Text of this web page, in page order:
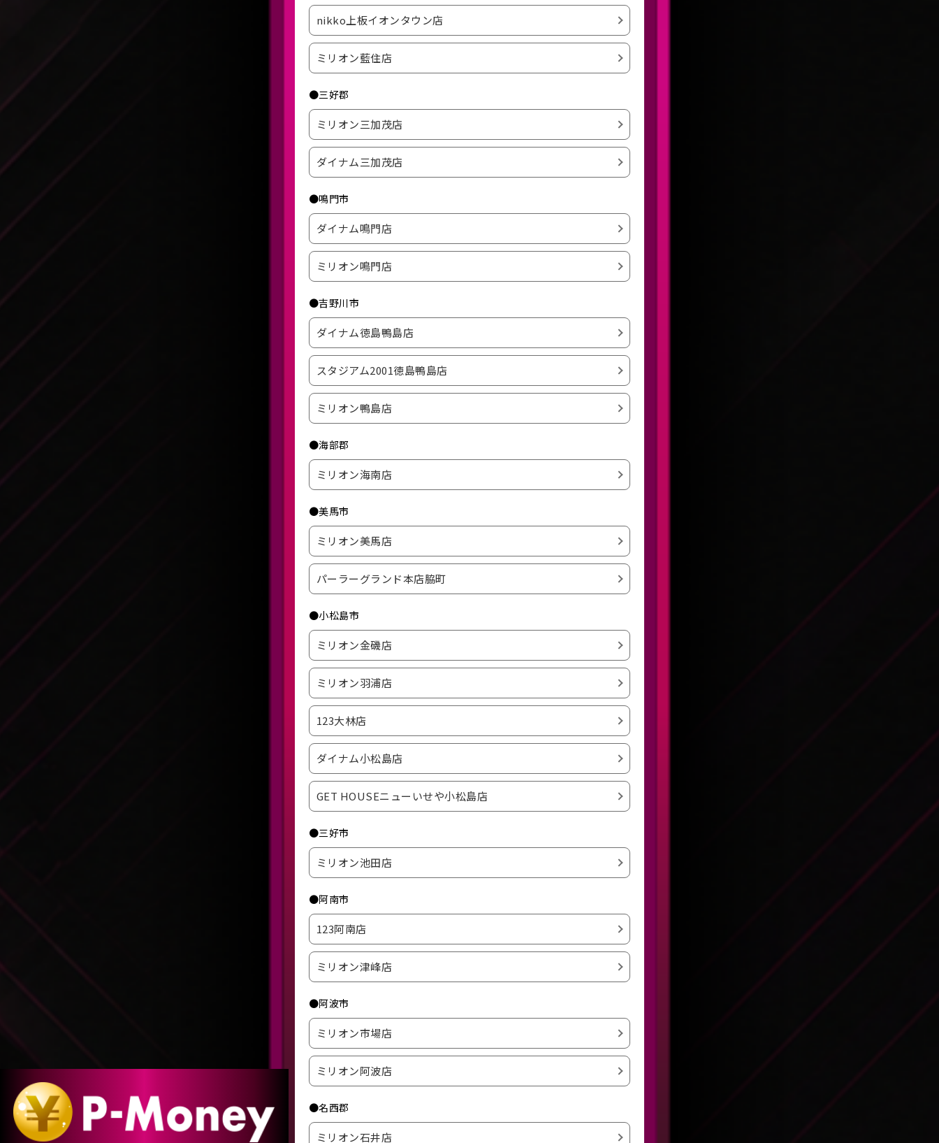
nikko上板イオンタウン店
ミリオン藍住店
●三好郡
ミリオン三加茂店
ダイナム三加茂店
●鳴門市
ダイナム鳴門店
ミリオン鳴門店
●吉野川市
ダイナム徳島鴨島店
スタジアム2001徳島鴨島店
ミリオン鴨島店
●海部郡
ミリオン海南店
●美馬市
ミリオン美馬店
パーラーグランド本店脇町
●小松島市
ミリオン金磯店
ミリオン羽浦店
123大林店
ダイナム小松島店
GET HOUSEニューいせや小松島店
●三好市
ミリオン池田店
●阿南市
123阿南店
ミリオン津峰店
●阿波市
ミリオン市場店
ミリオン阿波店
●名西郡
ミリオン石井店